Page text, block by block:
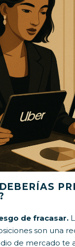
de fracasar.
son una
de mercado te